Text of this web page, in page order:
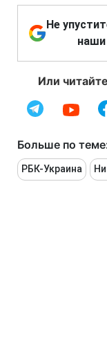
Не
наши
Или
Больше по
РБК-Украина